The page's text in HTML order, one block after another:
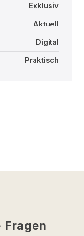
Exklusiv
Aktuell
Digital
Praktisch